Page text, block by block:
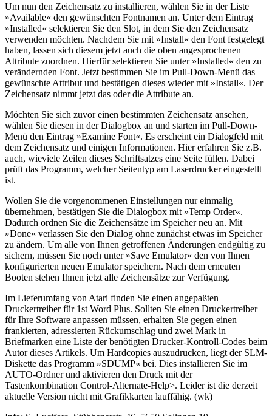
Um nun den Zeichensatz zu installieren, wählen Sie in der Liste
»Available« den gewünschten Fontnamen an. Unter dem Eintrag
»Installed« selektieren Sie den Slot, in dem Sie den Zeichensatz
verwenden möchten. Nachdem Sie mit »Install« den Font festgelegt
haben, lassen sich diesem jetzt auch die oben angesprochenen
Attribute zuordnen. Hierfür selektieren Sie unter »Installed« den zu
verändernden Font. Jetzt bestimmen Sie im Pull-Down-Menü das
gewünschte Attribut und bestätigen dieses wieder mit »Install«. Der
Zeichensatz nimmt jetzt das oder die Attribute an.
Möchten Sie sich zuvor einen bestimmten Zeichensatz ansehen,
wählen Sie diesen in der Dialogbox an und starten im Pull-Down-
Menü den Eintrag »Examine Font«. Es erscheint ein Dialogfeld mit
dem Zeichensatz und einigen Informationen. Hier erfahren Sie z.B.
auch, wieviele Zeilen dieses Schriftsatzes eine Seite füllen. Dabei
prüft das Programm, welcher Seitentyp am Laserdrucker eingestellt
ist.
Wollen Sie die vorgenommenen Einstellungen nur einmalig
übernehmen, bestätigen Sie die Dialogbox mit »Temp Order«.
Dadurch ordnen Sie die Zeichensätze im Speicher neu an. Mit
»Done« verlassen Sie den Dialog ohne zunächst etwas im Speicher
zu ändern. Um alle von Ihnen getroffenen Änderungen endgültig zu
sichern, müssen Sie noch unter »Save Emulator« den von Ihnen
konfigurierten neuen Emulator speichern. Nach dem erneuten
Booten stehen Ihnen jetzt alle Zeichensätze zur Verfügung.
Im Lieferumfang von Atari finden Sie einen angepaßten
Druckertreiber für 1st Word Plus. Sollten Sie einen Druckertreiber
für Ihre Software anpassen müssen, erhalten Sie gegen einen
frankierten, adressierten Rückumschlag und zwei Mark in
Briefmarken eine Liste der benötigten Drucker-Kontroll-Codes beim
Autor dieses Artikels. Um Hardcopies auszudrucken, liegt der SLM-
Diskette das Programm »SDUMP« bei. Dies installieren Sie im
AUTO-Ordner und aktivieren den Druck mit der
Tastenkombination Control-Alternate-Help>. Leider ist die derzeit
aktuelle Version nicht mit Grafikkarten lauffähig. (wk)